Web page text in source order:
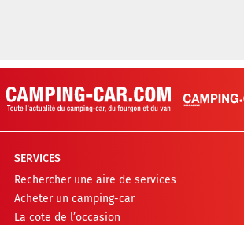
SERVICES
Rechercher une aire de services
Acheter un camping-car
La cote de l’occasion